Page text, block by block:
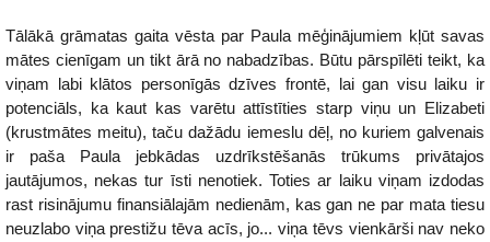
Tālākā grāmatas gaita vēsta par Paula mēģinājumiem kļūt savas
mātes cienīgam un tikt ārā no nabadzības. Būtu pārspīlēti teikt, ka
viņam labi klātos personīgās dzīves frontē, lai gan visu laiku ir
potenciāls, ka kaut kas varētu attīstīties starp viņu un Elizabeti
(krustmātes meitu), taču dažādu iemeslu dēļ, no kuriem galvenais
ir paša Paula jebkādas uzdrīkstēšanās trūkums privātajos
jautājumos, nekas tur īsti nenotiek. Toties ar laiku viņam izdodas
rast risinājumu finansiālajām nedienām, kas gan ne par mata tiesu
neuzlabo viņa prestižu tēva acīs, jo... viņa tēvs vienkārši nav neko